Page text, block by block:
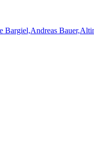
Bargiel,Andreas